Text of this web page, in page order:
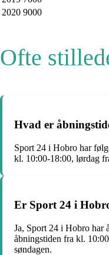
2020 9000
Ofte
Hvad er
Sport 24 i Hobro har
kl. 10:00-18:00, lørdag
Er Sport 24 i
Ja, Sport 24 i Hobro har
åbningstiden fra kl.
søndagen.